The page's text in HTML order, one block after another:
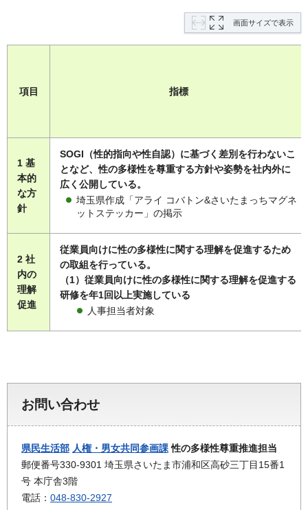
画面サイズで表示
項目 指標
1 基
本的
な方
針
SOGI（性的指向や性自認）に基づく差別を行わないこ
となど、性の多様性を尊重する方針や姿勢を社内外に
広く公開している。
埼玉県作成「アライ コバトン&さいたまっちマグネ
ットステッカー」の掲示
2 社
内の
理解
促進
従業員向けに性の多様性に関する理解を促進するため
の取組を行っている。
（1）従業員向けに性の多様性に関する理解を促進する
研修を年1回以上実施している
人事担当者対象
お問い合わせ
県民生活部 人権・男女共同参画課性の多様性尊重推進担当
郵便番号330-9301 埼玉県さいたま市浦和区高砂三丁目15番1
号 本庁舎3階
電話： 048-830-2927